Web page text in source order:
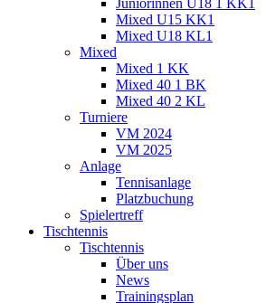
Juniorinnen U18 1 KK1
Mixed U15 KK1
Mixed U18 KL1
Mixed
Mixed 1 KK
Mixed 40 1 BK
Mixed 40 2 KL
Turniere
VM 2024
VM 2025
Anlage
Tennisanlage
Platzbuchung
Spielertreff
Tischtennis
Tischtennis
Über uns
News
Trainingsplan